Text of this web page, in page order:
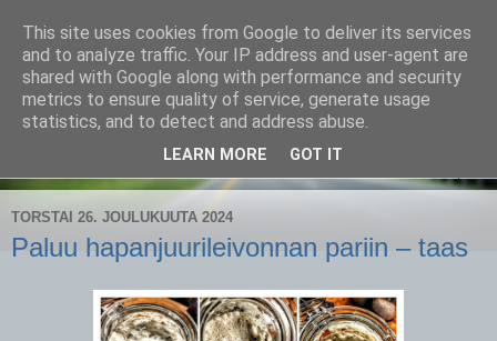
CampaSimpukka
kammen- ja kauhanpyöritystä
TORSTAI 26. JOULUKUUTA 2024
Paluu hapanjuurileivonnan pariin – taas
This site uses cookies from Google to deliver its services
and to analyze traffic. Your IP address and user-agent are
shared with Google along with performance and security
metrics to ensure quality of service, generate usage
statistics, and to detect and address abuse.
LEARN MORE GOT IT